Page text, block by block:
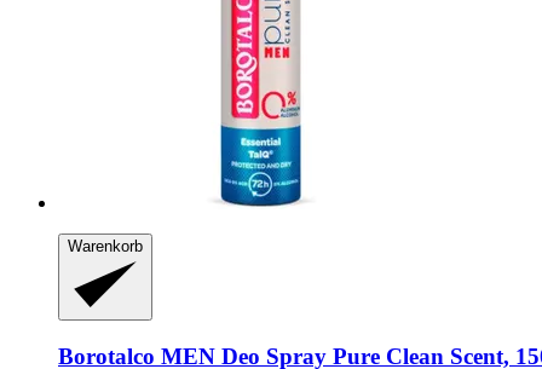
Warenkorb
Borotalco MEN Deo Spray Pure Clean Scent,